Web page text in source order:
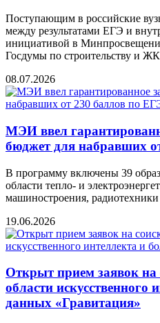
Поступающим в российские
между результатами ЕГЭ и
инициативой в
Госдумы по строительству и
08.07.2026
МЭИ ввел
бюджет для набравших
В программу включены 39
области тепло- и
машиностроения,
19.06.2026
Открыт прием заявок на
области искусственного
данных «Гравитация»